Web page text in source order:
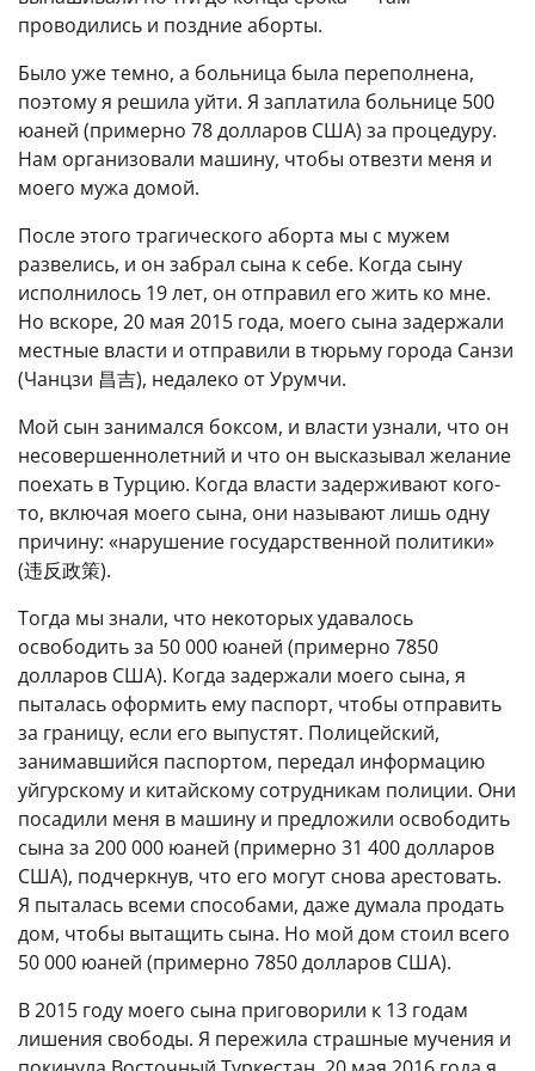
проводились и поздние аборты.
Было уже темно, а больница была переполнена,
поэтому я решила уйти. Я заплатила больнице 500
юаней (примерно 78 долларов США) за процедуру.
Нам организовали машину, чтобы отвезти меня и
моего мужа домой.
После этого трагического аборта мы с мужем
развелись, и он забрал сына к себе. Когда сыну
исполнилось 19 лет, он отправил его жить ко мне.
Но вскоре, 20 мая 2015 года, моего сына задержали
местные власти и отправили в тюрьму города Санзи
(Чанцзи 昌吉), недалеко от Урумчи.
Мой сын занимался боксом, и власти узнали, что он
несовершеннолетний и что он высказывал желание
поехать в Турцию. Когда власти задерживают кого-
то, включая моего сына, они называют лишь одну
причину: «нарушение государственной политики»
(违反政策).
Тогда мы знали, что некоторых удавалось
освободить за 50 000 юаней (примерно 7850
долларов США). Когда задержали моего сына, я
пыталась оформить ему паспорт, чтобы отправить
за границу, если его выпустят. Полицейский,
занимавшийся паспортом, передал информацию
уйгурскому и китайскому сотрудникам полиции. Они
посадили меня в машину и предложили освободить
сына за 200 000 юаней (примерно 31 400 долларов
США), подчеркнув, что его могут снова арестовать.
Я пыталась всеми способами, даже думала продать
дом, чтобы вытащить сына. Но мой дом стоил всего
50 000 юаней (примерно 7850 долларов США).
В 2015 году моего сына приговорили к 13 годам
лишения свободы. Я пережила страшные мучения и